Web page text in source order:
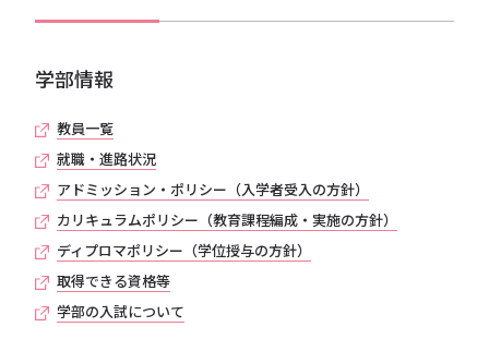
学部情報
教員一覧
就職・進路状況
アドミッション・ポリシー（入学者受入の方針）
カリキュラムポリシー（教育課程編成・実施の方針）
ディプロマポリシー（学位授与の方針）
取得できる資格等
学部の入試について